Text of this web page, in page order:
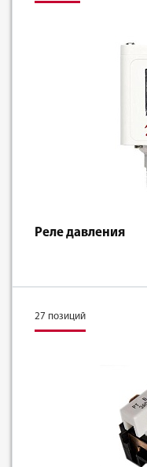
Реле давления
27 позиций